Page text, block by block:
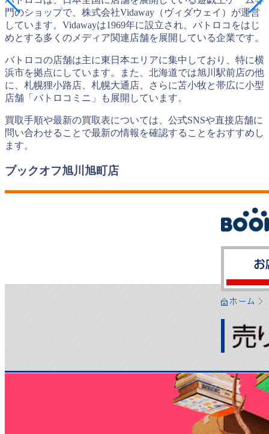
門のショップで、株式会社Vidaway（ヴィダウェイ）が運営
しています。Vidawayは1969年に設立され、バトロコをはじ
めとする多くのメディア関連店舗を展開している企業です。
バトロコの店舗は主に東日本エリアに集中しており、特に横
浜市を拠点にしています。また、北海道では旭川駅前店の他
に、札幌狸小路店、札幌大通店、さらに苫小牧と帯広に小型
店舗「バトロコミニ」も展開しています。
買取手順や最新の買取表については、公式SNSや直接店舗に
問い合わせることで最新の情報を確認することをおすすめし
ます。
ブックオフ旭川旭町店